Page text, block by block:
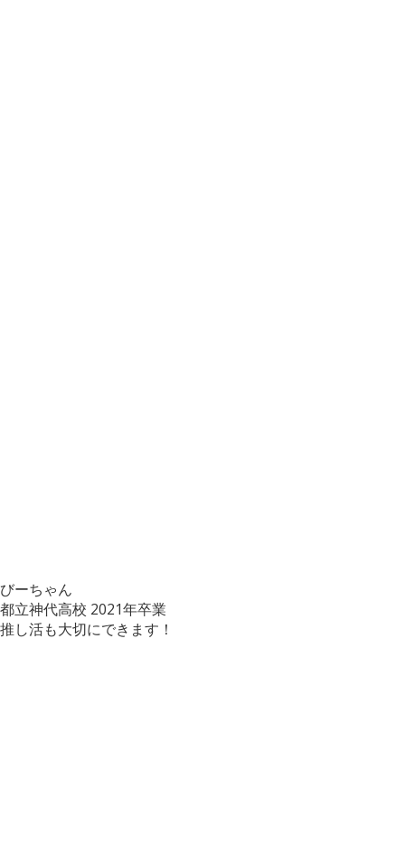
びーちゃん
都立神代高校 2021年卒業
推し活も大切にできます！